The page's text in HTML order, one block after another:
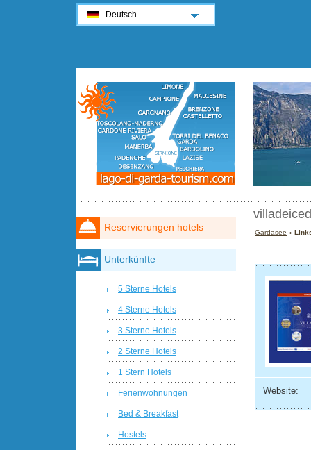
Gardasee ›
Website:
Reservierungen hotels
Unterkünfte
5 Sterne Hotels
4 Sterne Hotels
3 Sterne Hotels
2 Sterne Hotels
1 Stern Hotels
Ferienwohnungen
Bed & Breakfast
Hostels
Deutsch